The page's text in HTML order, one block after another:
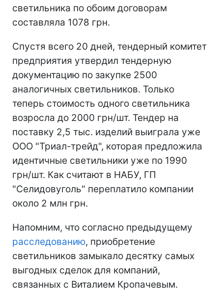
светильника по обоим договорам
составляла 1078 грн.
Спустя всего 20 дней, тендерный комитет
предприятия утвердил тендерную
документацию по закупке 2500
аналогичных светильников. Только
теперь стоимость одного светильника
возросла до 2000 грн/шт. Тендер на
поставку 2,5 тыс. изделий выиграла уже
ООО "Триал-трейд", которая предложила
идентичные светильники уже по 1990
грн/шт. Как считают в НАБУ, ГП
"Селидовуголь" переплатило компании
около 2 млн грн.
Напомним, что согласно предыдущему
расследованию, приобретение
светильников замыкало десятку самых
выгодных сделок для компаний,
связанных с Виталием Кропачевым.